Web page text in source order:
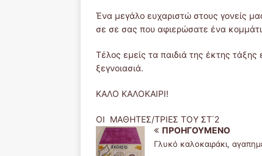
Ένα μεγάλο ευχαριστώ στους γονείς
σε σε σας που αφιερώσατε ένα
Τέλος εμείς τα παιδιά της έκτης
ξεγνοιασιά.
ΚΑΛΟ ΚΑΛΟΚΑΙΡΙ!
OI ΜΑΘΗΤΕΣ/ΤΡΙΕΣ
ΠΡΟΗΓΟΎΜΕΝΟ
Γλυκό καλοκαιράκι,